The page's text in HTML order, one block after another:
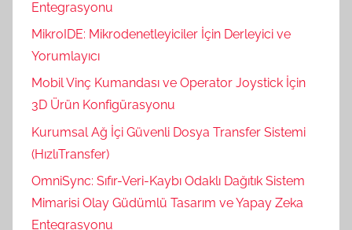
Entegrasyonu
MikroIDE: Mikrodenetleyiciler İçin Derleyici ve
Yorumlayıcı
Mobil Vinç Kumandası ve Operator Joystick İçin
3D Ürün Konfigürasyonu
Kurumsal Ağ İçi Güvenli Dosya Transfer Sistemi
(HızlıTransfer)
OmniSync: Sıfır-Veri-Kaybı Odaklı Dağıtık Sistem
Mimarisi Olay Güdümlü Tasarım ve Yapay Zeka
Entegrasyonu